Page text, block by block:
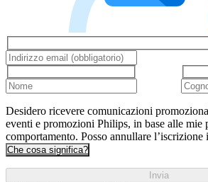
Desidero ricevere comunicazioni
eventi e promozioni Philips, in base alle mie
comportamento. Posso annullare l’iscrizione
Che cosa significa?
Invia